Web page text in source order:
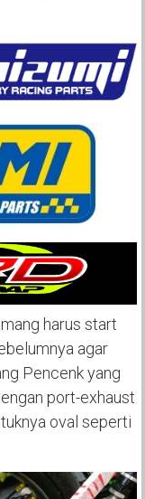
harus start
agar
Pencenk yang
port-exhaust
oval seperti